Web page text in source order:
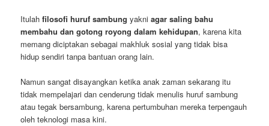
Itulahfilosofi huruf sambung yakni agar saling bahu
membahu dan gotong royong dalam kehidupan, karena kita
memang diciptakan sebagai makhluk sosial yang tidak bisa
hidup sendiri tanpa bantuan orang lain.
Namun sangat disayangkan ketika anak zaman sekarang itu
tidak mempelajari dan cenderung tidak menulis huruf sambung
atau tegak bersambung, karena pertumbuhan mereka terpengauh
oleh teknologi masa kini.